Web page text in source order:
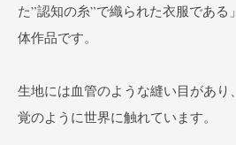
た”認知の糸”で織られた衣服である
体作品です。
生地には血管のような縫い目があり
覚のように世界に触れています。